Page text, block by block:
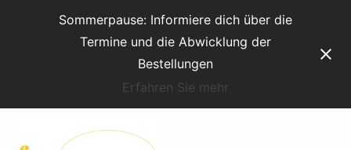
Sommerpause: Informiere dich über die
Termine und die Abwicklung der
Bestellungen
Erfahren Sie mehr